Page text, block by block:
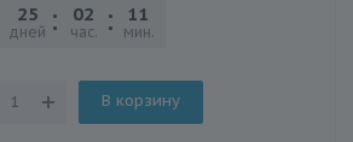
25
дней
02
час.
10
мин.
В корзину